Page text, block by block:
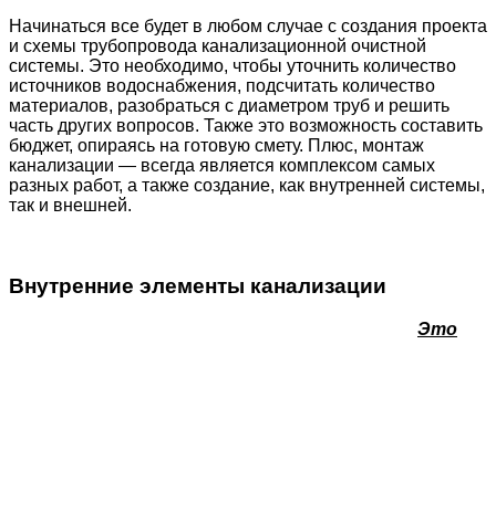
Начинаться все будет в любом случае с создания проекта
и схемы трубопровода канализационной очистной
системы. Это необходимо, чтобы уточнить количество
источников водоснабжения, подсчитать количество
материалов, разобраться с диаметром труб и решить
часть других вопросов. Также это возможность составить
бюджет, опираясь на готовую смету. Плюс, монтаж
канализации — всегда является комплексом самых
разных работ, а также создание, как внутренней системы,
так и внешней.
Внутренние элементы канализации
Это